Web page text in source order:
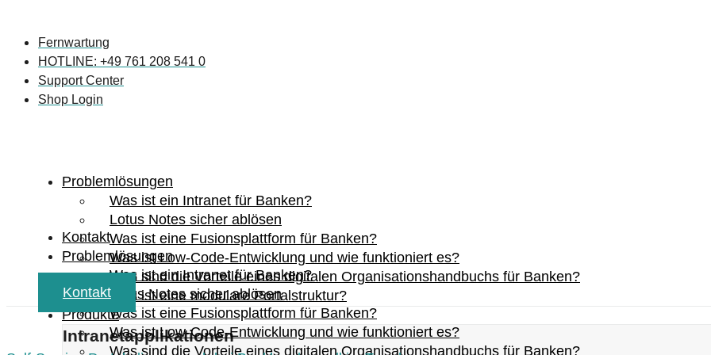
Inhalt
springen
Fernwartung
HOTLINE: +49 761 208 541 0
Support Center
Shop Login
Problemlösungen
Was ist ein Intranet für Banken?
Lotus Notes sicher ablösen
Was ist eine Fusionsplattform für Banken?
Was ist Low-Code-Entwicklung und wie funktioniert es?
Was sind die Vorteile eines digitalen Organisationshandbuchs für Banken?
Was ist eine modulare Portalstruktur?
Produkte
Intranetapplikationen
Kontakt
Problemlösungen
Was ist ein Intranet für Banken?
Lotus Notes sicher ablösen
Was ist eine Fusionsplattform für Banken?
Was ist Low-Code-Entwicklung und wie funktioniert es?
Was sind die Vorteile eines digitalen Organisationshandbuchs für Banken?
Kontakt